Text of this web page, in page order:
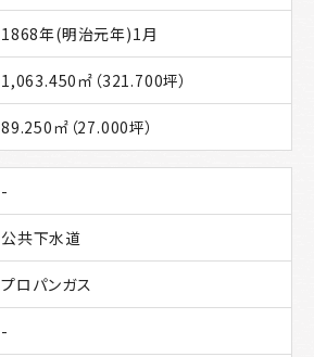
1868年(明治元年)1月
1,063.450㎡（321.700坪）
89.250㎡（27.000坪）
-
公共下水道
プロパンガス
-